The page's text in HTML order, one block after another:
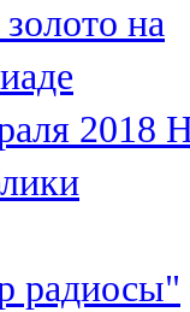
на
2018
радиосы"